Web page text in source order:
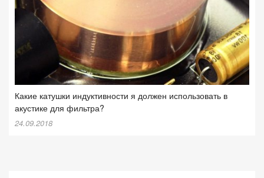
Какие катушки индуктивности я должен использовать в
акустике для фильтра?
24.09.2018